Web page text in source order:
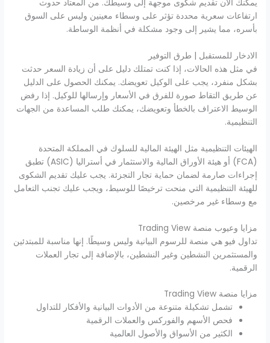
يمكنك الآن تقديم شكوى موجهة إلى وسيطك. من المعتاد حدوث
ارتفاعات سعرية محددة تؤثر على وسطاء معينين وليس على السوق
بأسره، مما يشير إلى وجود مشكلة في أنظمة الوساطة.
الادخار للمستقبل | طرق التوفير
في مثل هذه الحالات، إذا كنت تمتلك دليل على أن زيادة السعر حدثت
بشكل منفرد، يجب على الوكيل تعويضك. يمكنك الحصول على الدليل
عن طريق التقاط صورة للفرق في الأسعار وإرسالها للوكيل. إذا رفض
الوسيط الاعتراف بالخطأ وتعويضك، يمكنك طلب المساعدة من الجهات
التنظيمية.
الهيئات التنظيمية مثل الهيئة المالية للسلوك في المملكة المتحدة
(FCA) أو هيئة الأوراق المالية والاستثمار في أستراليا (ASIC) تطبق
إجراءات صارمة لضمان حماية تجار التجزئة. يجب عليك تقديم الشكوى
للهيئة التنظيمية التي منحت ترخيصًا للوسيط، ويجب عليك تجنب التعامل
مع وسطاء غير مرخصين.
مزايا وعيوب منصة Trading View
تداول فيو هي منصة للرسوم البيانية وليس وسيطًا. إنها مناسبة للمبتدئين
والمستثمرين النشطين وغير النشطين، بالإضافة إلى تجار العملات
الرقمية.
مزايا منصة Trading View
تشمل تشكيلة متنوعة من الأدوات البيانية والأفكار للتداول
فحص الأسهم والفوركس والعملات الرقمية
الكثير من الأسواق والأصول العالمية